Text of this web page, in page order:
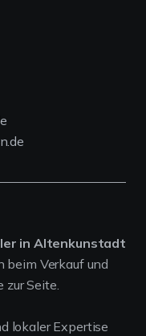
in Altenkunstadt
beim Verkauf und
zur Seite.
lokaler Expertise